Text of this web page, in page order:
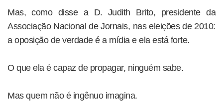
Mas, como disse a D. Judith Brito, presidente da
Associação Nacional de Jornais, nas eleições de 2010:
a oposição de verdade é a mídia e ela está forte.
O que ela é capaz de propagar, ninguém sabe.
Mas quem não é ingênuo imagina.